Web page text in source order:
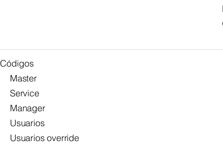
Códigos
Master
Service
Manager
Usuarios
Usuarios override